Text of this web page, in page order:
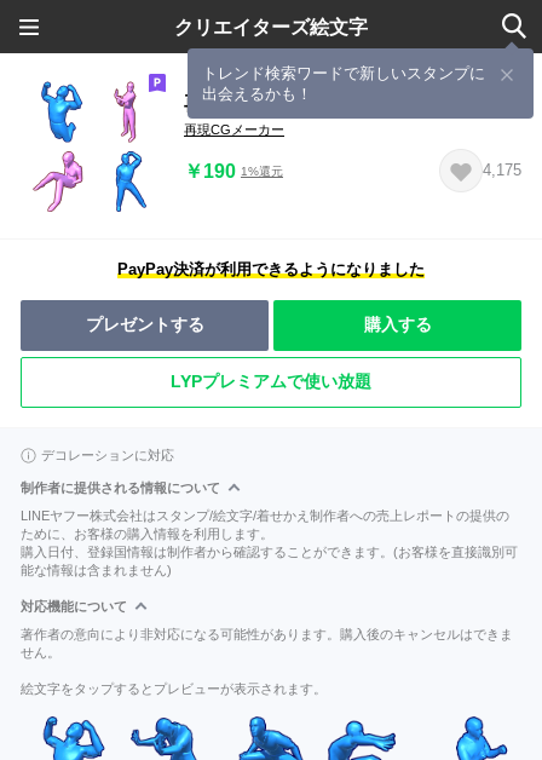
クリエイターズ絵文字
トレンド検索ワードで新しいスタンプに
出会えるかも！
再現CGの人々
再現CGメーカー
￥190 1%還元 4,175
PayPay決済が利用できるようになりました
プレゼントする 購入する
LYPプレミアムで使い放題
デコレーションに対応
制作者に提供される情報について
LINEヤフー株式会社はスタンプ/絵文字/着せかえ制作者への売上レポートの提供の
ために、お客様の購入情報を利用します。
購入日付、登録国情報は制作者から確認することができます。(お客様を直接識別可
能な情報は含まれません)
対応機能について
著作者の意向により非対応になる可能性があります。購入後のキャンセルはできま
せん。
絵文字をタップするとプレビューが表示されます。